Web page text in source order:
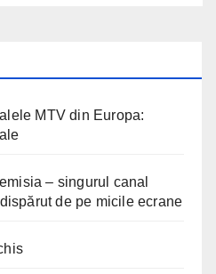
MTV din Europa:
– singurul canal
de pe micile ecrane